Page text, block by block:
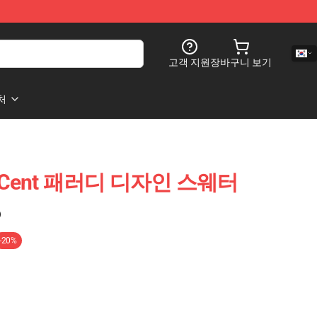
고객 지원장바구니 보기
패러디 디자인 스웨터
-20%